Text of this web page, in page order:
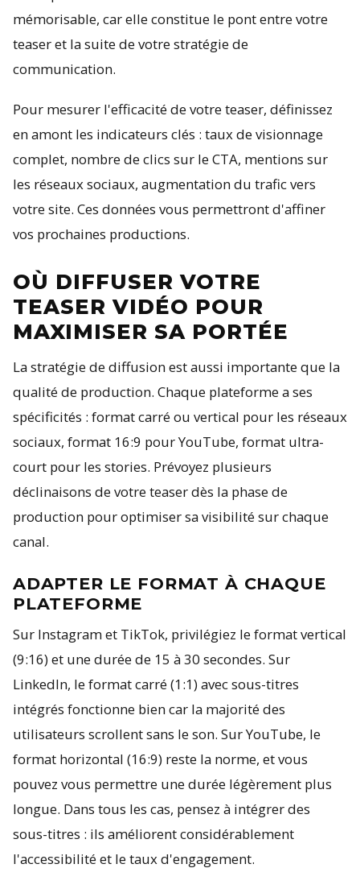
mémorisable, car elle constitue le pont entre votre
teaser et la suite de votre stratégie de
communication.
Pour mesurer l'efficacité de votre teaser, définissez
en amont les indicateurs clés : taux de visionnage
complet, nombre de clics sur le CTA, mentions sur
les réseaux sociaux, augmentation du trafic vers
votre site. Ces données vous permettront d'affiner
vos prochaines productions.
OÙ DIFFUSER VOTRE
TEASER VIDÉO POUR
MAXIMISER SA PORTÉE
La stratégie de diffusion est aussi importante que la
qualité de production. Chaque plateforme a ses
spécificités : format carré ou vertical pour les réseaux
sociaux, format 16:9 pour YouTube, format ultra-
court pour les stories. Prévoyez plusieurs
déclinaisons de votre teaser dès la phase de
production pour optimiser sa visibilité sur chaque
canal.
ADAPTER LE FORMAT À CHAQUE
PLATEFORME
Sur Instagram et TikTok, privilégiez le format vertical
(9:16) et une durée de 15 à 30 secondes. Sur
LinkedIn, le format carré (1:1) avec sous-titres
intégrés fonctionne bien car la majorité des
utilisateurs scrollent sans le son. Sur YouTube, le
format horizontal (16:9) reste la norme, et vous
pouvez vous permettre une durée légèrement plus
longue. Dans tous les cas, pensez à intégrer des
sous-titres : ils améliorent considérablement
l'accessibilité et le taux d'engagement.